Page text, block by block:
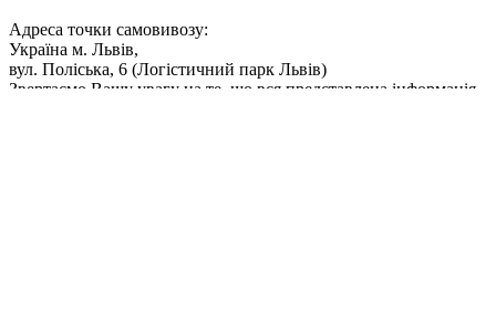
Адреса точки самовивозу:
Україна м. Львів,
вул. Поліська, 6 (Логістичний парк Львів)
Звертаємо Вашу увагу на те, що вся представлена інформація,